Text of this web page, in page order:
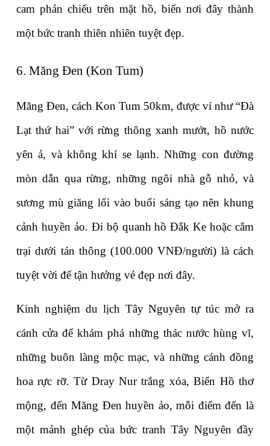
cam phản chiếu trên mặt hồ, biến nơi đây thành
một bức tranh thiên nhiên tuyệt đẹp.
6. Măng Đen (Kon Tum)
Măng Đen, cách Kon Tum 50km, được ví như “Đà
Lạt thứ hai” với rừng thông xanh mướt, hồ nước
yên ả, và không khí se lạnh. Những con đường
mòn dẫn qua rừng, những ngôi nhà gỗ nhỏ, và
sương mù giăng lối vào buổi sáng tạo nên khung
cảnh huyền ảo. Đi bộ quanh hồ Đắk Ke hoặc cắm
trại dưới tán thông (100.000 VNĐ/người) là cách
tuyệt vời để tận hưởng vẻ đẹp nơi đây.
Kinh nghiệm du lịch Tây Nguyên tự túc mở ra
cánh cửa để khám phá những thác nước hùng vĩ,
những buôn làng mộc mạc, và những cánh đồng
hoa rực rỡ. Từ Dray Nur trắng xóa, Biển Hồ thơ
mộng, đến Măng Đen huyền ảo, mỗi điểm đến là
một mảnh ghép của bức tranh Tây Nguyên đầy